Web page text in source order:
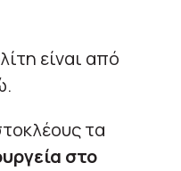
είναι από
τα
στο